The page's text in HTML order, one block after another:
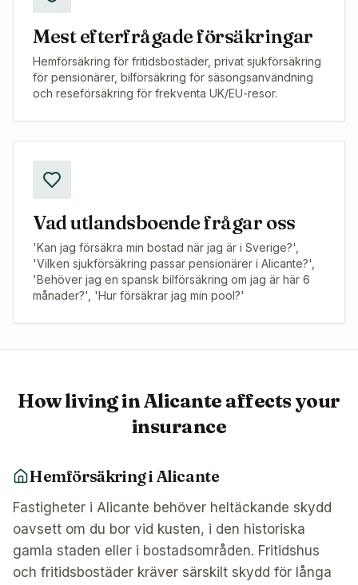
Mest efterfrågade försäkringar
Hemförsäkring för fritidsbostäder, privat sjukförsäkring
för pensionärer, bilförsäkring för säsongsanvändning
och reseförsäkring för frekventa UK/EU-resor.
Vad utlandsboende frågar oss
'Kan jag försäkra min bostad när jag är i Sverige?',
'Vilken sjukförsäkring passar pensionärer i Alicante?',
'Behöver jag en spansk bilförsäkring om jag är här 6
månader?', 'Hur försäkrar jag min pool?'
How living inAlicante affects your
insurance
Hemförsäkring i Alicante
Fastigheter i Alicante behöver heltäckande skydd
oavsett om du bor vid kusten, i den historiska
gamla staden eller i bostadsområden. Fritidshus
och fritidsbostäder kräver särskilt skydd för långa